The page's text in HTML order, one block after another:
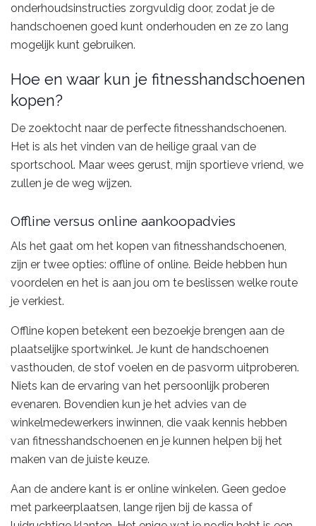
onderhoudsinstructies zorgvuldig door, zodat je de
handschoenen goed kunt onderhouden en ze zo lang
mogelijk kunt gebruiken.
Hoe en waar kun je fitnesshandschoenen
kopen?
De zoektocht naar de perfecte fitnesshandschoenen.
Het is als het vinden van de heilige graal van de
sportschool. Maar wees gerust, mijn sportieve vriend, we
zullen je de weg wijzen.
Offline versus online aankoopadvies
Als het gaat om het kopen van fitnesshandschoenen,
zijn er twee opties: offline of online. Beide hebben hun
voordelen en het is aan jou om te beslissen welke route
je verkiest.
Offline kopen betekent een bezoekje brengen aan de
plaatselijke sportwinkel. Je kunt de handschoenen
vasthouden, de stof voelen en de pasvorm uitproberen.
Niets kan de ervaring van het persoonlijk proberen
evenaren. Bovendien kun je het advies van de
winkelmedewerkers inwinnen, die vaak kennis hebben
van fitnesshandschoenen en je kunnen helpen bij het
maken van de juiste keuze.
Aan de andere kant is er online winkelen. Geen gedoe
met parkeerplaatsen, lange rijen bij de kassa of